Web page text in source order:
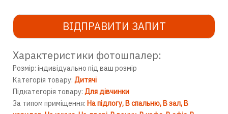
ВІДПРАВИТИ ЗАПИТ
Характеристики фотошпалер:
Розмір: індивідуально під ваш розмір
Категорія товару: Дитячі
Підкатегорія товару: Для дівчинки
За типом приміщення: На підлогу В спальню В зал В